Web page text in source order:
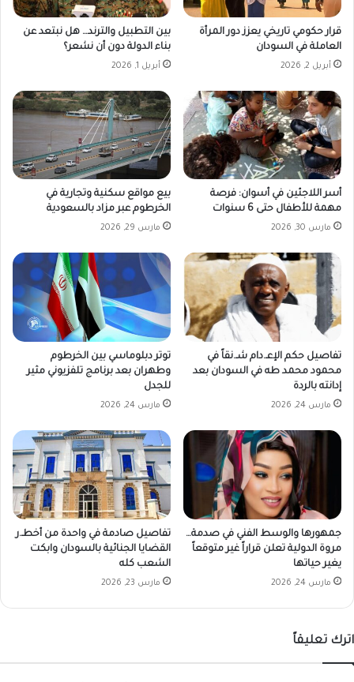
قرار حكومي تاريخي يعزز دور المرأة
العاملة في السودان
أبريل 2, 2026
بين التطبيل والترند… هل نبتعد عن
بناء الدولة دون أن نشعر؟
أبريل 1, 2026
أسر اللاجئين في أسوان: فرصة
مهمة للأطفال حتى 6 سنوات
مارس 30, 2026
بيع مواقع سكنية وتجارية في
الخرطوم عبر مزاد بالسعودية
مارس 29, 2026
تفاصيل حكم الإعـ.دام شـ.نقاً في
محمود محمد طه في السودان بعد
إدانته بالردة
مارس 24, 2026
توتر دبلوماسي بين الخرطوم
وطهران بعد برنامج تلفزيوني مثير
للجدل
مارس 24, 2026
جمهورها والوسط الفني في صدمة…
مروة الدولية تعلن قراراً غير متوقعاً
يغير حياتها
مارس 24, 2026
تفاصيل صادمة في واحدة من أخطـ.ر
القضايا الجنائية بالسودان وابكت
الشعب كله
مارس 23, 2026
اترك تعليقاً